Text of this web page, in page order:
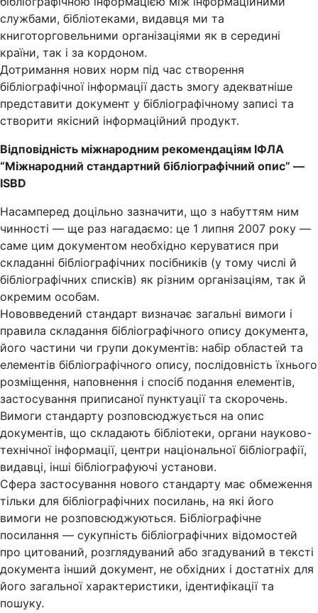
службами, бібліотеками, видавця ми та
книготорговельними організаціями як в середині
країни, так і за кордоном.
Дотримання нових норм під час створення
бібліографічної інформації дасть змогу адекватніше
представити документ у бібліографічному записі та
створити якісний інформаційний продукт.
Відповідність міжнародним рекомендаціям ІФЛА
“Міжнародний стандартний бібліографічний опис” —
ISBD
Насамперед доцільно зазначити, що з набуттям ним
чинності — ще раз нагадаємо: це 1 липня 2007 року —
саме цим документом необхідно керуватися при
складанні бібліографічних посібників (у тому числі й
бібліографічних списків) як різним організаціям, так й
окремим особам.
Нововведений стандарт визначає загальні вимоги і
правила складання бібліографічного опису документа,
його частини чи групи документів: набір областей та
елементів бібліографічного опису, послідовність їхнього
розміщення, наповнення і спосіб подання елементів,
застосування приписаної пунктуації та скорочень.
Вимоги стандарту розповсюджується на опис
документів, що складають бібліотеки, органи науково-
технічної інформації, центри національної бібліографії,
видавці, інші бібліографуючі установи.
Сфера застосування нового стандарту має обмеження
тільки для бібліографічних посилань, на які його
вимоги не розповсюджуються. Бібліографічне
посилання — сукупність бібліографічних відомостей
про цитований, розглядуваний або згадуваний в тексті
документа інший документ, не обхідних і достатніх для
його загальної характеристики, ідентифікації та
пошуку.